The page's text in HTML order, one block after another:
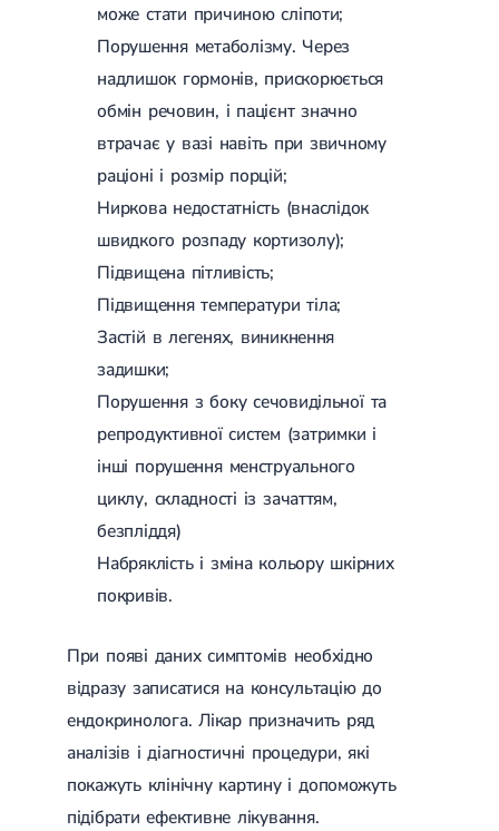
може стати причиною сліпоти;
Порушення метаболізму. Через
надлишок гормонів, прискорюється
обмін речовин, і пацієнт значно
втрачає у вазі навіть при звичному
раціоні і розмір порцій;
Ниркова недостатність (внаслідок
швидкого розпаду кортизолу);
Підвищена пітливість;
Підвищення температури тіла;
Застій в легенях, виникнення
задишки;
Порушення з боку сечовидільної та
репродуктивної систем (затримки і
інші порушення менструального
циклу, складності із зачаттям,
безпліддя)
Набряклість і зміна кольору шкірних
покривів.
При появі даних симптомів необхідно
відразу записатися на консультацію до
ендокринолога. Лікар призначить ряд
аналізів і діагностичні процедури, які
покажуть клінічну картину і допоможуть
підібрати ефективне лікування.